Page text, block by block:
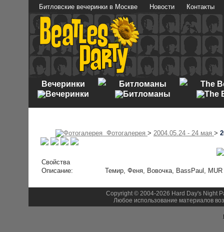
Битловские вечеринки в Москве Новости Контакты
Вечеринки Битломаны The
Фотогалерея > 2004.05.24 - 24 мая >
Свойства
Описание:
Темир, Феня, Вовочка, BassPaul, MUR
Copyright © 2004-2026 Hard Day's Night
Любое использование материалов